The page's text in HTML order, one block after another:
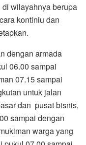
wilayahnya berupa
kontiniu dan
dengan armada
06.00 sampai
07.15 sampai
untuk jalan
dan pusat bisnis,
sampai dengan
warga yang